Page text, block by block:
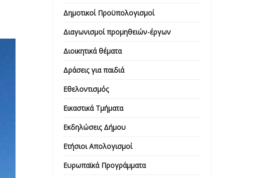
Δημοτικοί Προϋπολογισμοί
Διαγωνισμοί προμηθειών-έργων
Διοικητικά θέματα
Δράσεις για παιδιά
Εθελοντισμός
Εικαστικά Τμήματα
Εκδηλώσεις Δήμου
Ετήσιοι Απολογισμοί
Ευρωπαϊκά Προγράμματα